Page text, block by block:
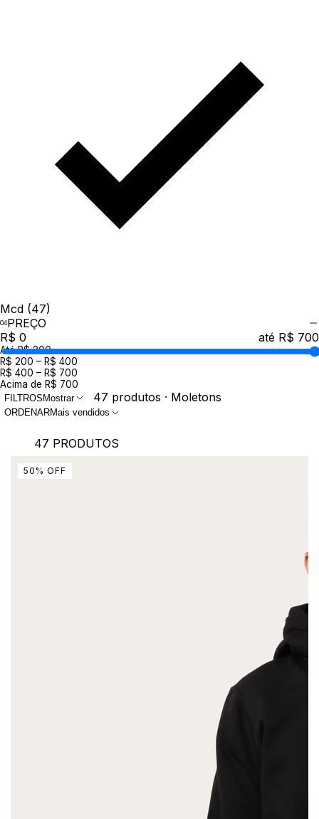
Mcd (47)
PREÇO
R$ 0
até R$ 700
Até R$ 200
R$ 200 – R$ 400
R$ 400 – R$ 700
Acima de R$ 700
FILTROS Mostrar 47 produtos · Moletons
ORDENARMais vendidos
47 PRODUTOS
50 % OFF